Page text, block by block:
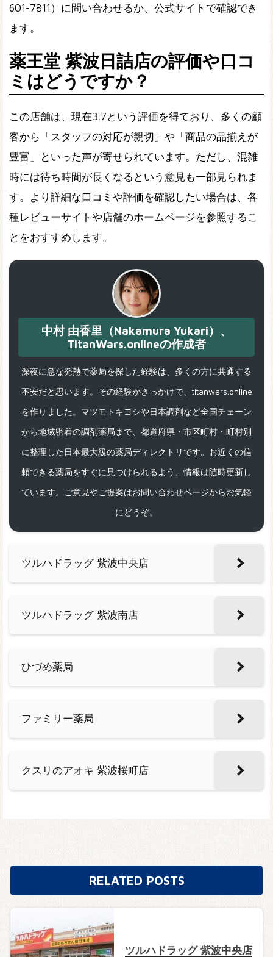
601-7811）に問い合わせるか、公式サイトで確認でき
ます。
薬王堂 紫波日詰店の評価や口コ
ミはどうですか？
この店舗は、現在3.7という評価を得ており、多くの顧
客から「スタッフの対応が親切」や「商品の品揃えが
豊富」といった声が寄せられています。ただし、混雑
時には待ち時間が長くなるという意見も一部見られま
す。より詳細な口コミや評価を確認したい場合は、各
種レビューサイトや店舗のホームページを参照するこ
とをおすすめします。
中村 由香里（Nakamura Yukari）、
TitanWars.onlineの作成者
深夜に急な発熱で薬局を探した経験は、多くの方に共通する
不安だと思います。その経験がきっかけで、titanwars.online
を作りました。マツモトキヨシや日本調剤など全国チェーン
から地域密着の調剤薬局まで、都道府県・市区町村・町村別
に整理した日本最大級の薬局ディレクトリです。お近くの信
頼できる薬局をすぐに見つけられるよう、情報は随時更新し
ています。ご意見やご提案はお問い合わせページからお気軽
にどうぞ。
ツルハドラッグ 紫波中央店
ツルハドラッグ 紫波南店
ひづめ薬局
ファミリー薬局
クスリのアオキ 紫波桜町店
RELATED POSTS
ツルハドラッグ 紫波中央店